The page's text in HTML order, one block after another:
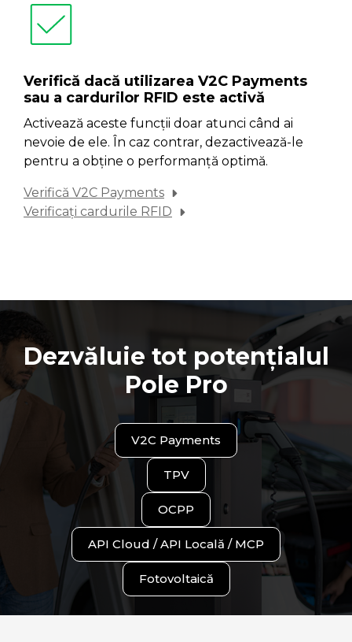
Verifică dacă utilizarea V2C Payments
sau a cardurilor RFID este activă
Activează aceste funcții doar atunci când ai
nevoie de ele. În caz contrar, dezactivează-le
pentru a obține o performanță optimă.
Verifică V2C Payments
Verificați cardurile RFID
Dezvăluie tot potențialul
Pole Pro
V2C Payments
TPV
OCPP
API Cloud / API Locală / MCP
Fotovoltaică